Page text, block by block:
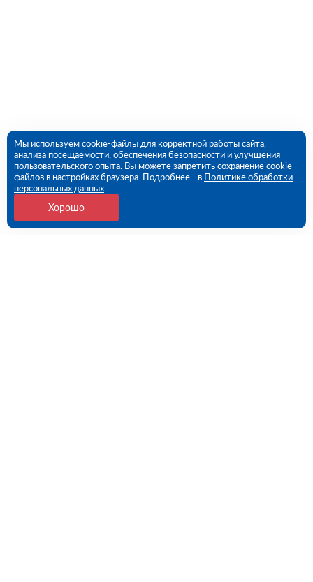
Мы используем cookie-файлы для корректной работы сайта,
анализа посещаемости, обеспечения безопасности и улучшения
пользовательского опыта. Вы можете запретить сохранение cookie-
файлов в настройках браузера. Подробнее - в Политике обработки
персональных данных
Хорошо